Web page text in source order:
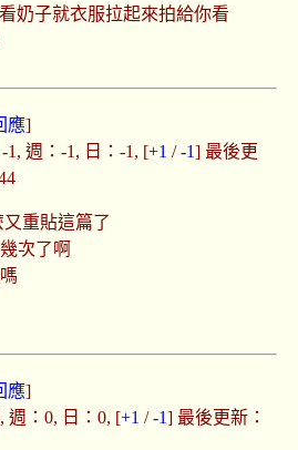
奶子就衣服拉起來拍給你看
應]
1, 週：-1, 日：-1, [+1 /-1] 最後更
重貼這篇了
次了啊
應]
週：0, 日：0, [+1 /-1] 最後更新：